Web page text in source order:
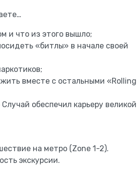
и что из этого вышло;
«битлы» в начале своей
вместе с остальными «Rolling
обеспечил карьеру великой
на метро (Zone 1-2).
экскурсии.